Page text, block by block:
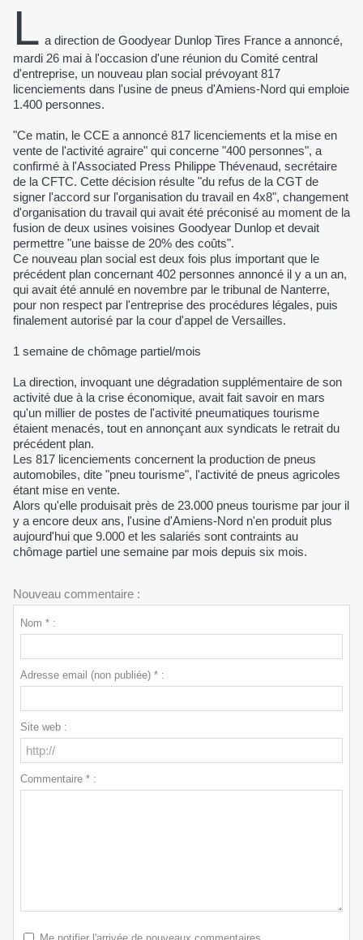
L a direction de Goodyear Dunlop Tires France a annoncé,
mardi 26 mai à l'occasion d'une réunion du Comité central
d'entreprise, un nouveau plan social prévoyant 817
licenciements dans l'usine de pneus d'Amiens-Nord qui emploie
1.400 personnes.
"Ce matin, le CCE a annoncé 817 licenciements et la mise en
vente de l'activité agraire" qui concerne "400 personnes", a
confirmé à l'Associated Press Philippe Thévenaud, secrétaire
de la CFTC. Cette décision résulte "du refus de la CGT de
signer l'accord sur l'organisation du travail en 4x8", changement
d'organisation du travail qui avait été préconisé au moment de la
fusion de deux usines voisines Goodyear Dunlop et devait
permettre "une baisse de 20% des coûts".
Ce nouveau plan social est deux fois plus important que le
précédent plan concernant 402 personnes annoncé il y a un an,
qui avait été annulé en novembre par le tribunal de Nanterre,
pour non respect par l'entreprise des procédures légales, puis
finalement autorisé par la cour d'appel de Versailles.
1 semaine de chômage partiel/mois
La direction, invoquant une dégradation supplémentaire de son
activité due à la crise économique, avait fait savoir en mars
qu'un millier de postes de l'activité pneumatiques tourisme
étaient menacés, tout en annonçant aux syndicats le retrait du
précédent plan.
Les 817 licenciements concernent la production de pneus
automobiles, dite "pneu tourisme", l'activité de pneus agricoles
étant mise en vente.
Alors qu'elle produisait près de 23.000 pneus tourisme par jour il
y a encore deux ans, l'usine d'Amiens-Nord n'en produit plus
aujourd'hui que 9.000 et les salariés sont contraints au
chômage partiel une semaine par mois depuis six mois.
Nouveau commentaire :
Nom * :
Adresse email (non publiée) * :
Site web :
Commentaire * :